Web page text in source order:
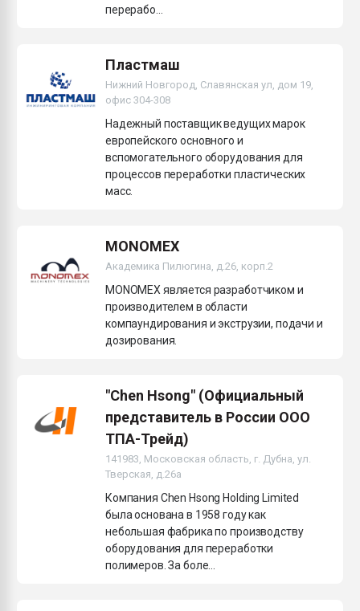
перерабо...
Пластмаш
Нижний Новгород, Славянская ул, дом 19,
офис 304-308
Надежный поставщик ведущих марок
европейского основного и
вспомогательного оборудования для
процессов переработки пластических
масс.
MONOMEX
Академика Пилюгина, д.26, корп.2
MONOMEX является разработчиком и
производителем в области
компаундирования и экструзии, подачи и
дозирования.
"Chen Hsong" (Официальный
представитель в России ООО
ТПА-Трейд)
141983, Московская область, г. Дубна, ул.
Тверская, д.26а
Компания Chen Hsong Holding Limited
была основана в 1958 году как
небольшая фабрика по производству
оборудования для переработки
полимеров. За боле...